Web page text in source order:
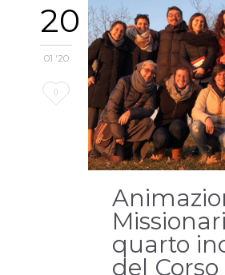
20
01 '20
Love
0
quarto
del Corso